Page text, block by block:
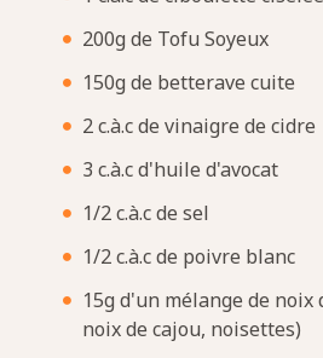
200g de Tofu Soyeux
150g de betterave cuite
2 c.à.c de vinaigre de cidre
3 c.à.c d'huile d'avocat
1/2 c.à.c de sel
1/2 c.à.c de poivre blanc
15g d'un mélange de noix
noix de cajou, noisettes)